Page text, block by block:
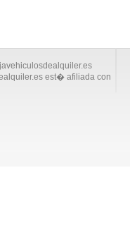
est� afiliada con